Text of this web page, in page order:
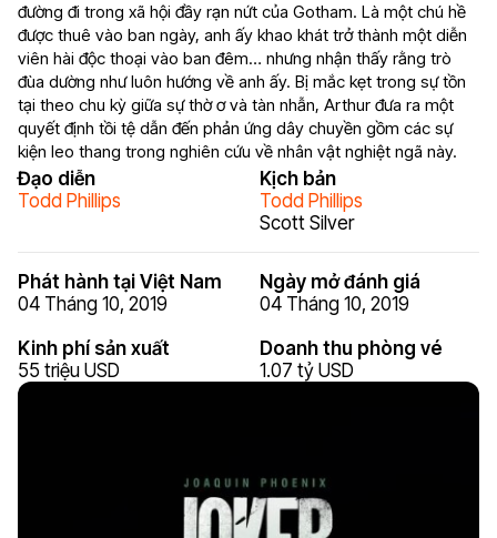
đường đi trong xã hội đầy rạn nứt của Gotham. Là một chú hề
được thuê vào ban ngày, anh ấy khao khát trở thành một diễn
viên hài độc thoại vào ban đêm… nhưng nhận thấy rằng trò
đùa dường như luôn hướng về anh ấy. Bị mắc kẹt trong sự tồn
tại theo chu kỳ giữa sự thờ ơ và tàn nhẫn, Arthur đưa ra một
quyết định tồi tệ dẫn đến phản ứng dây chuyền gồm các sự
kiện leo thang trong nghiên cứu về nhân vật nghiệt ngã này.
Đạo diễn
Todd Phillips
Kịch bản
Todd Phillips
Scott Silver
Phát hành tại Việt Nam
04 Tháng 10, 2019
Ngày mở đánh giá
04 Tháng 10, 2019
Kinh phí sản xuất
55 triệu USD
Doanh thu phòng vé
1.07 tỷ USD